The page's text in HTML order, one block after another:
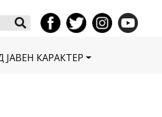
Search
КАРАКТЕР